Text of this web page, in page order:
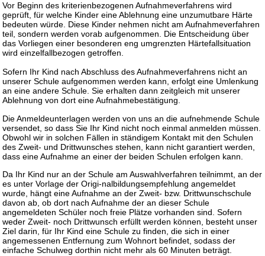
Vor Beginn des kriterienbezogenen Aufnahmeverfahrens wird
geprüft, für welche Kinder eine Ablehnung eine unzumutbare Härte
bedeuten würde. Diese Kinder nehmen nicht am Aufnahmeverfahren
teil, sondern werden vorab aufgenommen. Die Entscheidung über
das Vorliegen einer besonderen eng umgrenzten Härtefallsituation
wird einzelfallbezogen getroffen.
Sofern Ihr Kind nach Abschluss des Aufnahmeverfahrens nicht an
unserer Schule aufgenommen werden kann, erfolgt eine Umlenkung
an eine andere Schule. Sie erhalten dann zeitgleich mit unserer
Ablehnung von dort eine Aufnahmebestätigung.
Die Anmeldeunterlagen werden von uns an die aufnehmende Schule
versendet, so dass Sie Ihr Kind nicht noch einmal anmelden müssen.
Obwohl wir in solchen Fällen in ständigem Kontakt mit den Schulen
des Zweit- und Drittwunsches stehen, kann nicht garantiert werden,
dass eine Aufnahme an einer der beiden Schulen erfolgen kann.
Da Ihr Kind nur an der Schule am Auswahlverfahren teilnimmt, an der
es unter Vorlage der Origi-nalbildungsempfehlung angemeldet
wurde, hängt eine Aufnahme an der Zweit- bzw. Drittwunschschule
davon ab, ob dort nach Aufnahme der an dieser Schule
angemeldeten Schüler noch freie Plätze vorhanden sind. Sofern
weder Zweit- noch Drittwunsch erfüllt werden können, besteht unser
Ziel darin, für Ihr Kind eine Schule zu finden, die sich in einer
angemessenen Entfernung zum Wohnort befindet, sodass der
einfache Schulweg dorthin nicht mehr als 60 Minuten beträgt.